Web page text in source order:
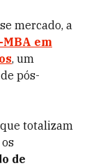
mercado, a
em
, um
pós-
totalizam
de